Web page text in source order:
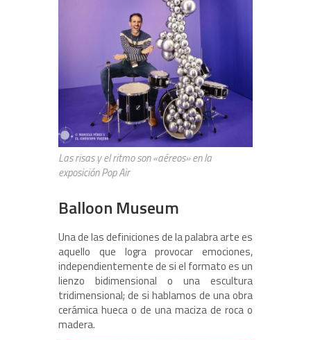
Las risas y el ritmo son «aéreos» en la
exposición Pop Air
Balloon Museum
Una de las definiciones de la palabra arte es
aquello que logra provocar emociones,
independientemente de si el formato es un
lienzo bidimensional o una escultura
tridimensional; de si hablamos de una obra
cerámica hueca o de una maciza de roca o
madera.